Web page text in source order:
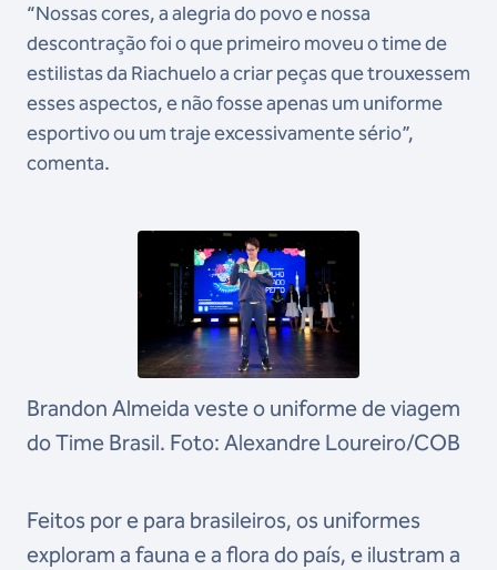
“Nossas cores, a alegria do povo e nossa
descontração foi o que primeiro moveu o time de
estilistas da Riachuelo a criar peças que trouxessem
esses aspectos, e não fosse apenas um uniforme
esportivo ou um traje excessivamente sério”,
comenta.
Brandon Almeida veste o uniforme de viagem
do Time Brasil. Foto: Alexandre Loureiro/COB
Feitos por e para brasileiros, os uniformes
exploram a fauna e a flora do país, e ilustram a